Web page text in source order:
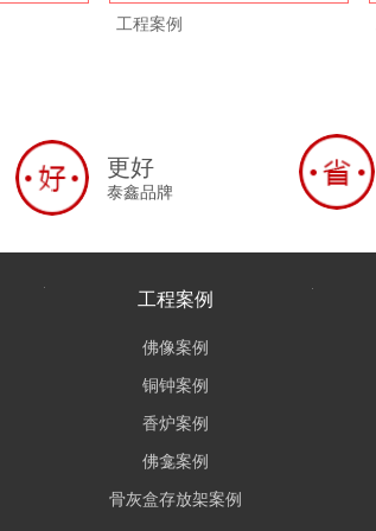
工程案例
更好
泰鑫品牌
工程案例
佛像案例
铜钟案例
香炉案例
佛龛案例
骨灰盒存放架案例